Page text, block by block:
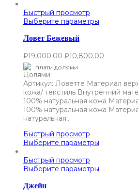
Быстрый просмотр
Выберите параметры
Ловет Бежевый
₽19,000.00 ₽10,800.00
плати долями
Артикул: Ловетте Материал
кожа/ текстиль Внутренний
100% натуральная кожа
100% натуральная кожа
натуральная…
Быстрый просмотр
Выберите параметры
Быстрый просмотр
Выберите параметры
Джейн